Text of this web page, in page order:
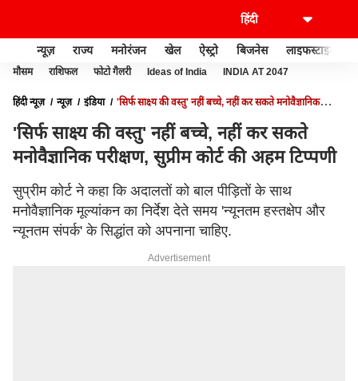
न्यूज़ राज्य मनोरंजन खेल ऐस्ट्रो बिजनेस लाइफस्टाइल
मौसम राशिफल फोटो गैलरी Ideas of India INDIA AT 2047
हिंदी न्यूज़ न्यूज़ इंडिया
'सिर्फ साक्ष्य की वस्तु' नहीं बच्चे, नहीं कर सकते मनोवैज्ञानिक
'सिर्फ साक्ष्य की वस्तु' नहीं बच्चे, नहीं कर सकते
मनोवैज्ञानिक परीक्षण, सुप्रीम कोर्ट की अहम टिप्पणी
सुप्रीम कोर्ट ने कहा कि अदालतों को बाल पीड़ितों के साथ
मनोवैज्ञानिक मूल्यांकन का निर्देश देते समय 'न्यूनतम हस्तक्षेप और
न्यूनतम संपर्क' के सिद्धांत को अपनाना चाहिए.
Advertisement